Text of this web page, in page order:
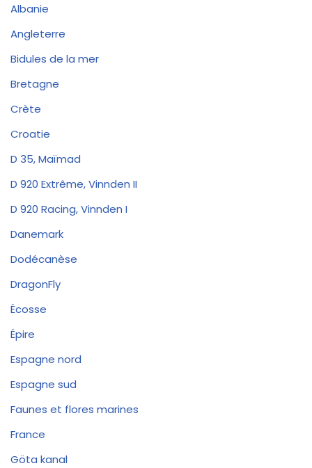
Albanie
Angleterre
Bidules de la mer
Bretagne
Crète
Croatie
D 35, Maïmad
D 920 Extrême, Vinnden II
D 920 Racing, Vinnden I
Danemark
Dodécanèse
DragonFly
Écosse
Épire
Espagne nord
Espagne sud
Faunes et flores marines
France
Göta kanal